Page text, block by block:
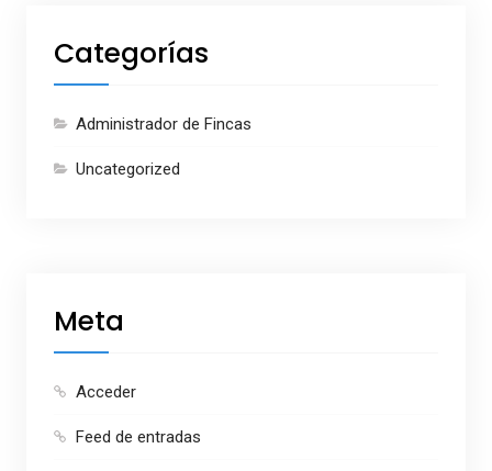
Categorías
Administrador de Fincas
Uncategorized
Meta
Acceder
Feed de entradas